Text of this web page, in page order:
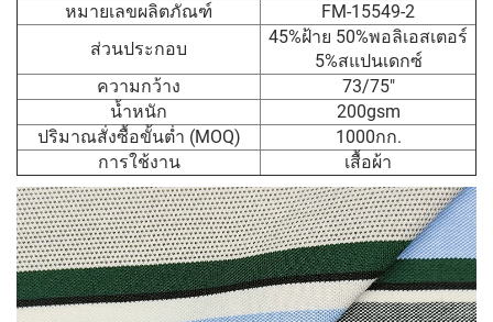
หมายเลขผลิตภัณฑ์
FM-15549-2
ส่วนประกอบ
45%ฝ้าย 50%พอลิเอสเตอร์
5%สแปนเดกซ์
ความกว้าง
73/75"
น้ำหนัก
200gsm
ปริมาณสั่งซื้อขั้นต่ำ (MOQ)
1000กก.
การใช้งาน
เสื้อผ้า